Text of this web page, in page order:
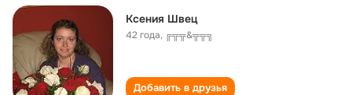
Ксения Швец
42 года, ╔╦╦&╦╦╗
Добавить в друзья